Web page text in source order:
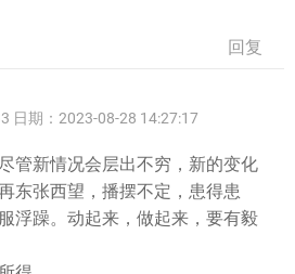
回复
日期：2023-08-28 14:27:17
管新情况会层出不穷，新的变化
东张西望，播摆不定，患得患
浮躁。动起来，做起来，要有毅